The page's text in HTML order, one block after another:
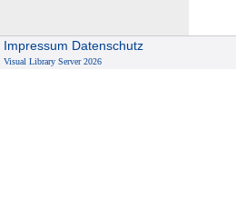
Impressum Datenschutz
Visual Library Server 2026